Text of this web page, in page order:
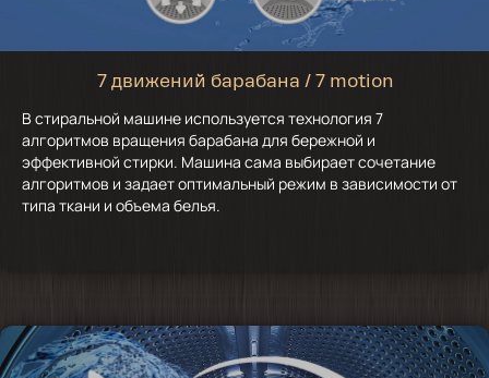
7 движений барабана / 7 motion
В стиральной машине используется технология 7
алгоритмов вращения барабана для бережной и
эффективной стирки. Машина сама выбирает сочетание
алгоритмов и задает оптимальный режим в зависимости от
типа ткани и объема белья.